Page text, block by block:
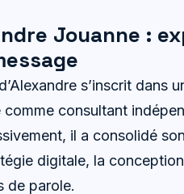
Jouanne :
s’inscrit dans
consultant
il a consolidé
digitale, la
de parole.